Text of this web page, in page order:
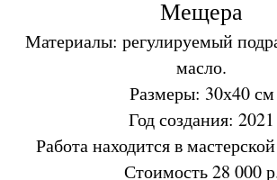
Мещера
Материалы: регулируемый
масло.
Размеры: 30х40 см
Год создания: 2021
Работа находится в
Стоимость 28 000